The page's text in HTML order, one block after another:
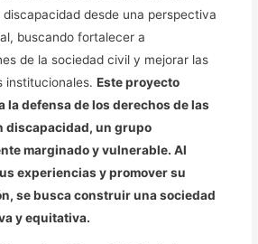
discapacidad desde una perspectiva
buscando fortalecer a
de la sociedad civil y mejorar las
institucionales. Este proyecto
la defensa de los derechos de las
discapacidad, un grupo
marginado y vulnerable. Al
experiencias y promover su
se busca construir una sociedad
y equitativa.